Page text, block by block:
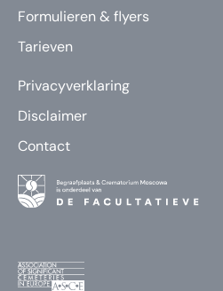
Formulieren & flyers
Tarieven
Privacyverklaring
Disclaimer
Contact